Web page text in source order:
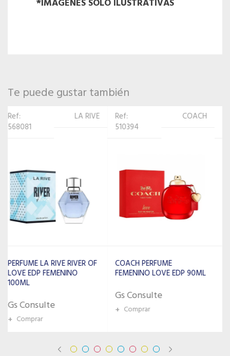
*IMÁGENES SOLO ILUSTRATIVAS
Te puede gustar también
Ref:
510394
COACH
COACH PERFUME
FEMENINO LOVE EDP 90ML
+ Comprar
Ref:
522724
ARMAF
ARMAF PERFUME
FEMENINO CLUB DE NUIT
Gs Consulte